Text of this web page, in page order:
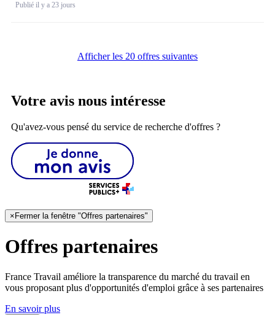
Publié il y a 23 jours
Afficher les 20 offres suivantes
Votre avis nous intéresse
Qu'avez-vous pensé du service de recherche d'offres ?
× Fermer la fenêtre "Offres partenaires"
Offres partenaires
France Travail améliore la transparence du marché du travail en
vous proposant plus d'opportunités d'emploi grâce à ses partenaires
En savoir plus